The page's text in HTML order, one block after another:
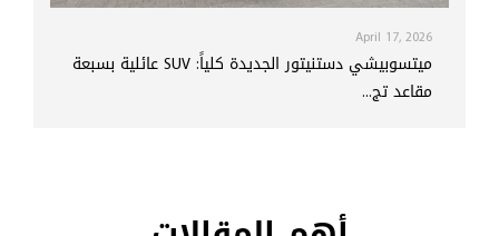
April 17, 2026
ميتسوبيشي دستنيتور الجديدة كلياً: SUV عائلية بسبعة
مقاعد تج...